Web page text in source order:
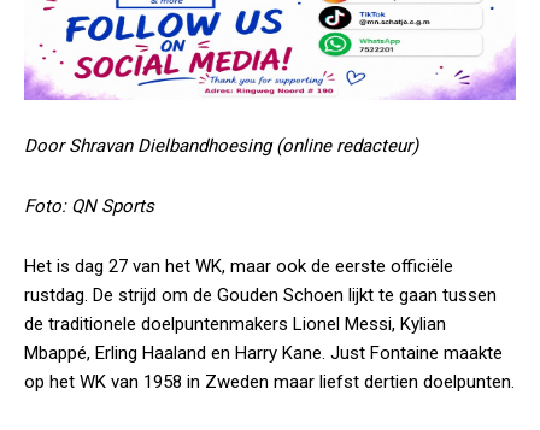
Door Shravan Dielbandhoesing (online redacteur)
Foto: QN Sports
Het is dag 27 van het WK, maar ook de eerste officiële
rustdag. De strijd om de Gouden Schoen lijkt te gaan tussen
de traditionele doelpuntenmakers Lionel Messi, Kylian
Mbappé, Erling Haaland en Harry Kane. Just Fontaine maakte
op het WK van 1958 in Zweden maar liefst dertien doelpunten.